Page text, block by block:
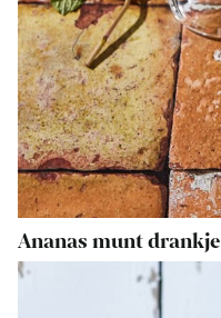
Ananas munt drankje